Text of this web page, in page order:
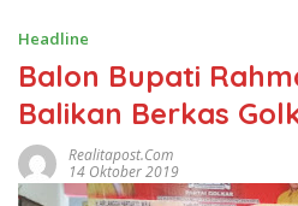
Headline
Balon Bupati
Balikan Berkas
Realitapost.com
14 Oktober 2019